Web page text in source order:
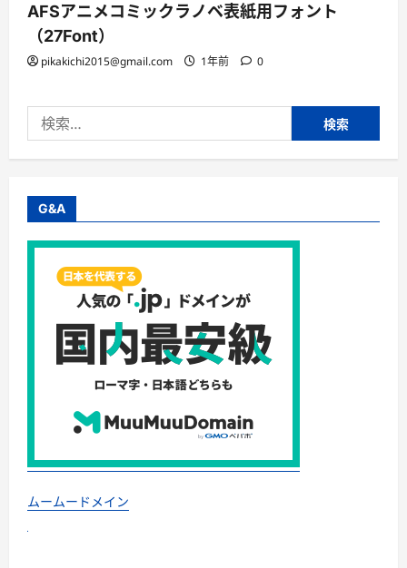
AFSアニメコミックラノベ表紙用フォント
（27Font）
pikakichi2015@gmail.com 1年前 0
索:
G&A
ムームードメイン